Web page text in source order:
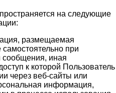
на следующие
размещаемая
самостоятельно при
иная
к которой Пользователь
через веб-сайты или
информация,